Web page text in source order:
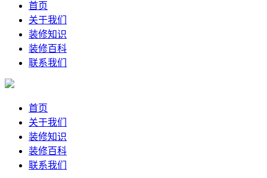
首页
关于我们
装修知识
装修百科
联系我们
首页
关于我们
装修知识
装修百科
联系我们